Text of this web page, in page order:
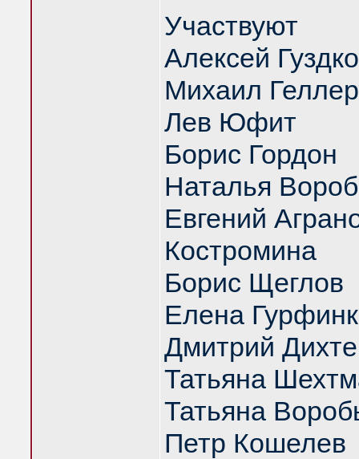
Участвуют
Алексей
Михаил Геллер
Лев Юфит
Борис Гордон
Наталья
Евгений
Костромина
Борис Щеглов
Елена
Дмитрий
Татьяна
Татьяна
Петр Кошелев